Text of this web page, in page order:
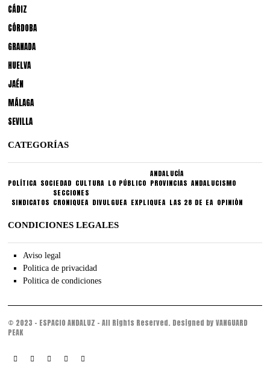
CÁDIZ
CÓRDOBA
GRANADA
HUELVA
JAÉN
MÁLAGA
SEVILLA
CATEGORÍAS
POLÍTICA SOCIEDAD CULTURA LO PÚBLICO
ANDALUCÍA
PROVINCIAS ANDALUCISMO
SINDICATOS
SECCIONES
CRONIQUEA DIVULGUEA EXPLIQUEA LAS 28 DE EA OPINIÓN
CONDICIONES LEGALES
Aviso legal
Politica de privacidad
Politica de condiciones
© 2023 - ESPACIO ANDALUZ - All Rights Reserved. Designed by VANGUARD
PEAK